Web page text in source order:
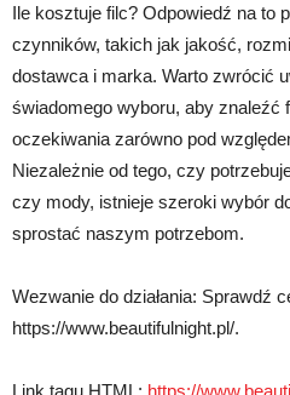
Ile kosztuje filc? Odpowiedź na to
czynników, takich jak jakość,
dostawca i marka. Warto zwrócić
świadomego wyboru, aby znaleźć
oczekiwania zarówno pod
Niezależnie od tego, czy
czy mody, istnieje szeroki wybór
sprostać naszym potrzebom.
Wezwanie do działania: Sprawdź
https://www.beautifulnight.pl/.
Link tagu HTML: https://